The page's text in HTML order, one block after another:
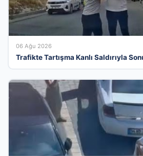
06 Ağu 2026
Trafikte Tartışma Kanlı Saldırıyla